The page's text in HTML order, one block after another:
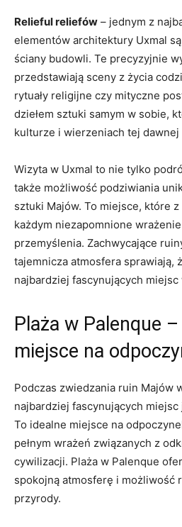
Relieful reliefów – jednym z
elementów architektury Uxmal
ściany budowli. ⁣Te‍ precyzyjnie
przedstawiają sceny z ‌życia
rytuały religijne​ czy ​mityczne
dziełem sztuki samym w⁣ sobie,
kulturze i wierzeniach tej
Wizyta w Uxmal to nie tylko
także możliwość podziwiania
sztuki Majów. To miejsce, które
każdym⁣ niezapomnione
przemyślenia. Zachwycające
tajemnicza atmosfera sprawiają,​
najbardziej fascynujących miejsc
Plaża w⁣ Palenque
miejsce na
Podczas zwiedzania ruin Majów
najbardziej fascynujących miejsc
To idealne miejsce na
pełnym wrażeń⁣ związanych z
cywilizacji. Plaża w⁢ Palenque
spokojną atmosferę i możliwość
przyrody.